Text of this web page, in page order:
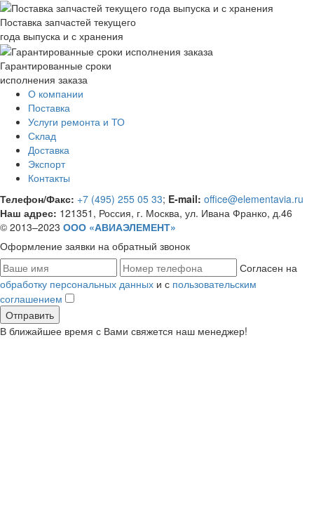
Поставка запчастей текущего
года выпуска и с хранения
Гарантированные сроки
исполнения заказа
О компании
Поставка
Услуги ремонта и ТО
Склад
Доставка
Экспорт
Контакты
Телефон/Факс: +7 (495) 255 05 33; E-mail: office@elementavia.ru
Наш адрес: 121351, Россия, г. Москва, ул. Ивана Франко, д.46
© 2013–2023 ООО «АВИАЭЛЕМЕНТ»
Оформление заявки на обратный звонок
Согласен на
обработку персональных данных и с пользовательским
соглашением
В ближайшее время с Вами свяжется наш менеджер!